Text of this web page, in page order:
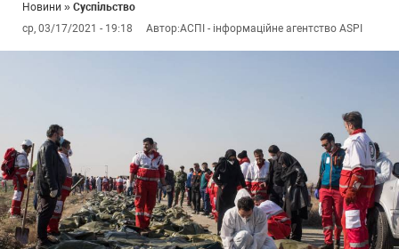
Новини » Суспільство
ср, 03/17/2021 - 19:18
Автор:АСПІ - інформаційне агентство ASPI
корупцією